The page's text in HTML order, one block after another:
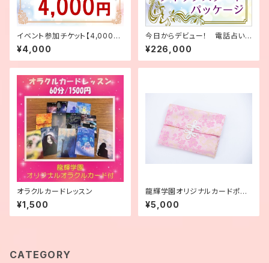
イベント参加チケット【4,000
円】
¥4,000
今日からデビュー！ 電話占いク
イックスタートパッケージ
¥226,000
オラクルカードレッスン
¥1,500
龍輝学園オリジナルカードポー
チ（中）ピンク
¥5,000
CATEGORY